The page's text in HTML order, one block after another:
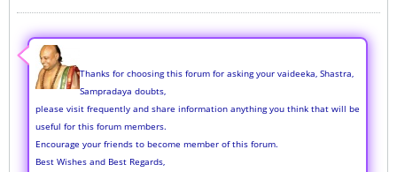
Thanks for choosing this forum for asking your vaideeka, Shastra,
Sampradaya doubts,
please visit frequently and share information anything you think that will be
useful for this forum members.
Encourage your friends to become member of this forum.
Best Wishes and Best Regards,